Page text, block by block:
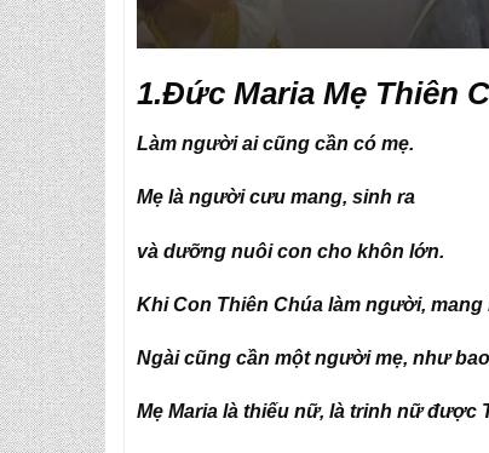
1.Đức Maria Mẹ Thiên
Làm người ai cũng cần có mẹ.
Mẹ là người cưu mang, sinh ra
và dưỡng nuôi con cho khôn lớn.
Khi Con Thiên Chúa làm người,
Ngài cũng cần một người mẹ, như
Mẹ Maria là thiếu nữ, là trinh nữ được